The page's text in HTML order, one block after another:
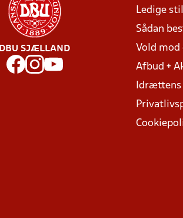
DBU SJÆLLAND
Ledige
Sådan
Vold mod
Afbud +